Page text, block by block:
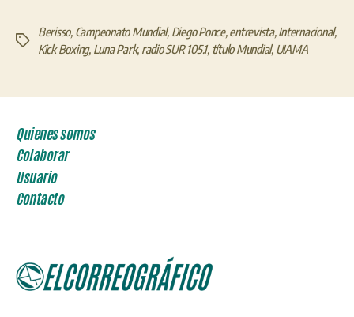
Etiquetas
Berisso, Campeonato Mundial, Diego Ponce,entrevista,Internacional,
Kick Boxing, Luna Park, radio SUR 105.1, título Mundial, UIAMA
Quienes somos
Colaborar
Usuario
Contacto